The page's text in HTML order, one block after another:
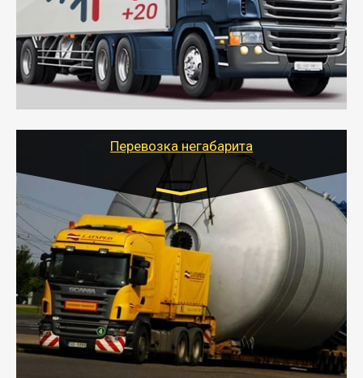
- Рефрижераторные перевозки грузов с
соблюдением температурного режима, работающим
термописцем, санитарной обработкой кузова и мед.
книжкой у водителя.
- Тайгер Логистик поможет быстро перевезти
скоропортящиеся продукты в любой город России с
Перевозка негабарита
Цена за км. Рассчитывается
индивидуально
- Перевозка техники и негабаритных грузов
осуществляется после получения разрешения на
перевозку (обычно 7-14 дней).
- Тайгер Логистик в короткие сроки поможет вам
качественно и безопасно перевезти негабаритные
грузы по всей России тралом, манипулятором и
другим транспортом и подобрать оптимальный